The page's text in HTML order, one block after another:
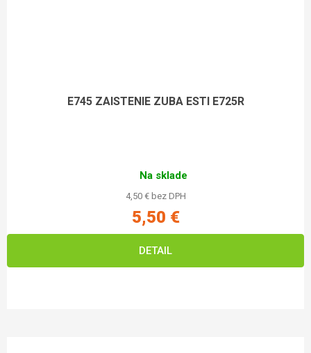
E745 ZAISTENIE ZUBA ESTI E725R
Na sklade
4,50 € bez DPH
5,50 €
DETAIL